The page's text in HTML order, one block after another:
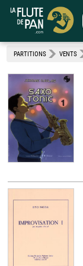
PARTITIONS VENTS